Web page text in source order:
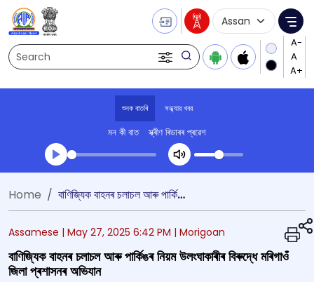
Search
Language
শুনক বাতৰি সন্ধ্যার খবর
মন কী বাত স্ক্ৰীণ ৰিডাৰৰ প্ৰৱেশ
Transcript summary
খেলা অডিঅ' সন্ধ্যার খবর
Home বাণিজ্যিক বাহনৰ চলাচল আৰু পাৰ্কিঙৰ নিয়ম উলংঘাকাৰীৰ বিৰুদ্ধে মৰিগাওঁ জিলা প্ৰশাসনৰ অভিযান
Assamese | May 27, 2025 6:42 PM | Morigoan
বাণিজ্যিক বাহনৰ চলাচল আৰু পাৰ্কিঙৰ নিয়ম উলংঘাকাৰীৰ বিৰুদ্ধে মৰিগাওঁ
জিলা প্ৰশাসনৰ অভিযান